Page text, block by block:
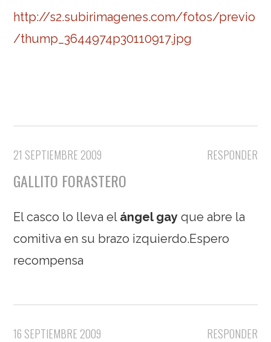
http://s2.subirimagenes.com/fotos/previo
/thump_3644974p30110917.jpg
RESPONDER
21 SEPTIEMBRE 2009
GALLITO FORASTERO
El casco lo lleva el ángel gay que abre la
comitiva en su brazo izquierdo.Espero
recompensa
RESPONDER
16 SEPTIEMBRE 2009